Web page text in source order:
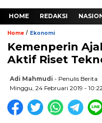
HOME REDAKSI
Home / Ekonomi
Kemenperin
Aktif Riset
Adi Mahmudi - Penulis Berita
Minggu, 24 Februari 2019 -